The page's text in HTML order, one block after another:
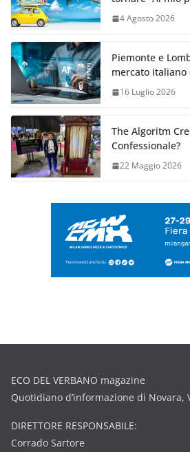
4 Agosto 2026
Piemonte e
mercato italiano
16 Luglio 2026
The Algoritm
Confessionale?
22 Maggio 2026
ECO DEL VERBANO magazine
Quotidiano d’informazione di Novara,
DIRETTORE RESPONSABILE:
Corrado Sartore